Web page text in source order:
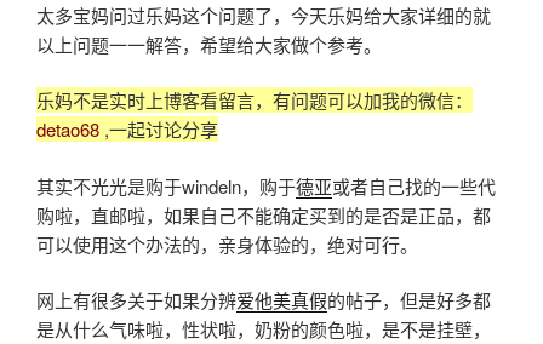
太多宝妈问过乐妈这个问题了，今天乐妈给大家详细的就
以上问题一一解答，希望给大家做个参考。
乐妈不是实时上博客看留言，有问题可以加我的微信：
detao68 ,一起讨论分享
其实不光光是购于windeln，购于德亚或者自己找的一些代
购啦，直邮啦，如果自己不能确定买到的是否是正品，都
可以使用这个办法的，亲身体验的，绝对可行。
网上有很多关于如果分辨爱他美真假的帖子，但是好多都
是从什么气味啦，性状啦，奶粉的颜色啦，是不是挂壁，